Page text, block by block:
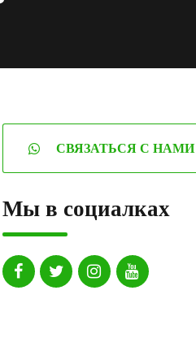
СВЯЗАТЬСЯ С НАМИ
Мы в социалках